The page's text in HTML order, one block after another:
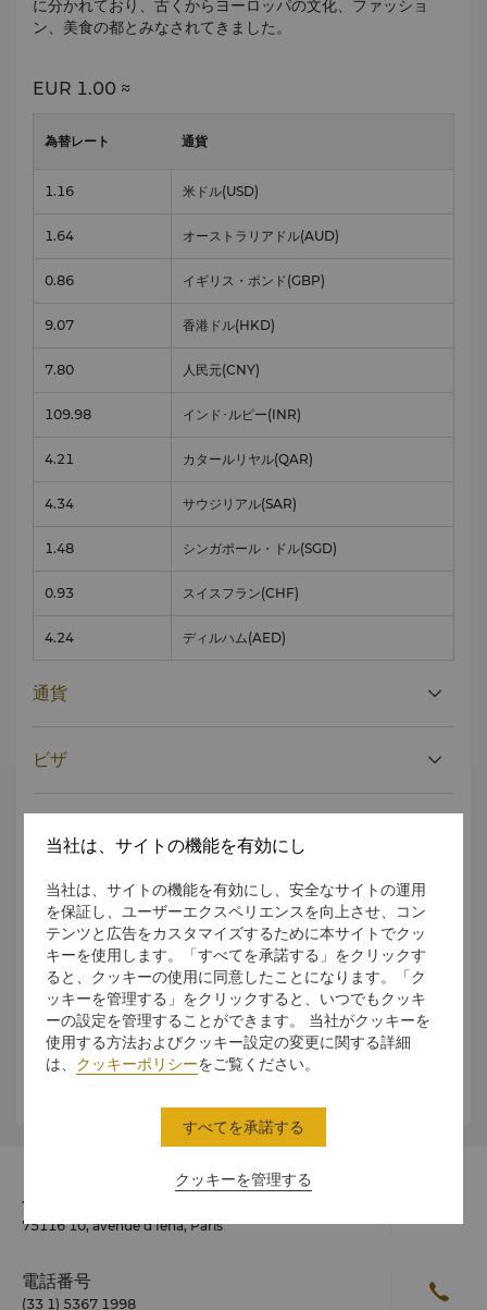
に分かれており、古くからヨーロッパの文化、ファッショ
ン、美食の都とみなされてきました。
EUR 1.00 ≈
為替レート 通貨
1.16 米ドル(USD)
1.64 オーストラリアドル(AUD)
0.86 イギリス・ポンド(GBP)
9.07 香港ドル(HKD)
7.80 人民元(CNY)
109.98 インド･ルピー(INR)
4.21 カタールリヤル(QAR)
4.34 サウジリアル(SAR)
1.48 シンガポール・ドル(SGD)
0.93 スイスフラン(CHF)
4.24 ディルハム(AED)
通貨
ビザ
慰謝料の支払い
風体
天気
住所
75116 10, avenue d'Iéna, Paris
電話番号
(33 1) 5367 1998
当社は、サイトの機能を有効にし
当社は、サイトの機能を有効にし、安全なサイトの運用
を保証し、ユーザーエクスペリエンスを向上させ、コン
テンツと広告をカスタマイズするために本サイトでクッ
キーを使用します。「すべてを承諾する」をクリックす
ると、クッキーの使用に同意したことになります。「ク
ッキーを管理する」をクリックすると、いつでもクッキ
ーの設定を管理することができます。 当社がクッキーを
使用する方法およびクッキー設定の変更に関する詳細
は、 クッキーポリシーをご覧ください。
クッキーを管理する
すべてを承諾する